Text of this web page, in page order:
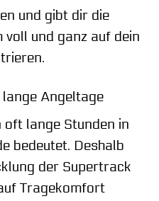
und gibt dir die
und ganz auf dein
Angeltage
oft lange Stunden in
bedeutet. Deshalb
der Supertrack
Tragekomfort